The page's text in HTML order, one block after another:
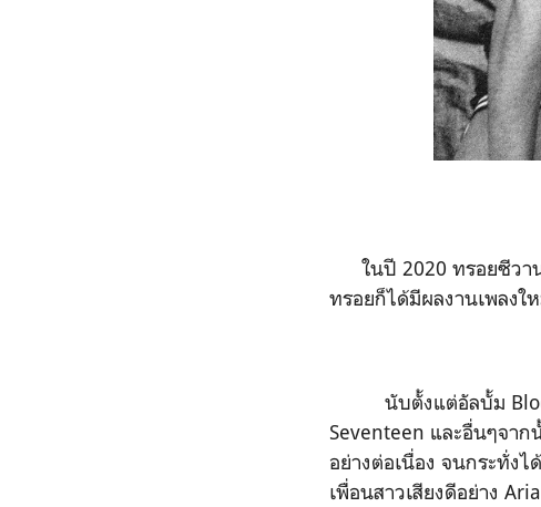
ในปี 2020 ทรอยซีวา
ทรอยก็ได้มีผลงานเพลงใ
นับตั้งแต่อัลบั้ม
Seventeen และอื่นๆจา
อย่างต่อเนื่อง จนกระทั่งไ
เพื่อนสาวเสียงดีอย่าง